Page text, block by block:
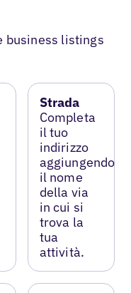
business listings
Strada
Completa
il tuo
indirizzo
aggiungendo
il nome
della via
in cui si
trova la
tua
attività.